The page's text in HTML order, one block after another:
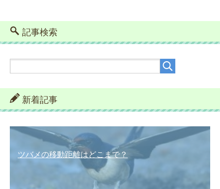
記事検索
新着記事
ツバメの移動距離はどこまで？